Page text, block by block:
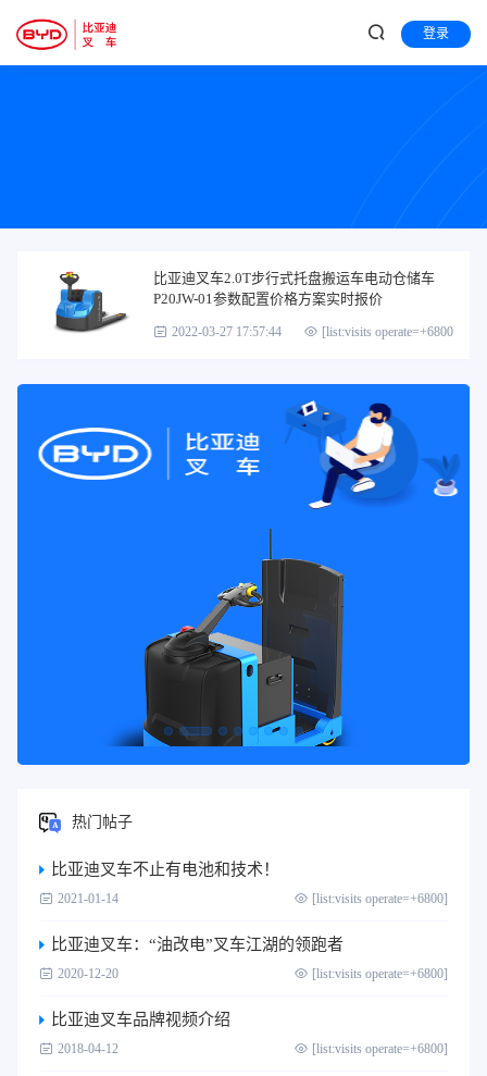
登录
比亚迪叉车2.0T步行式托盘搬运车电动仓储车
P20JW-01参数配置价格方案实时报价
2022-03-27 17:57:44 [list:visits operate=+6800]
热门帖子
比亚迪叉车不止有电池和技术！
2021-01-14 [list:visits operate=+6800]
比亚迪叉车：“油改电”叉车江湖的领跑者
2020-12-20 [list:visits operate=+6800]
比亚迪叉车品牌视频介绍
2018-04-12 [list:visits operate=+6800]